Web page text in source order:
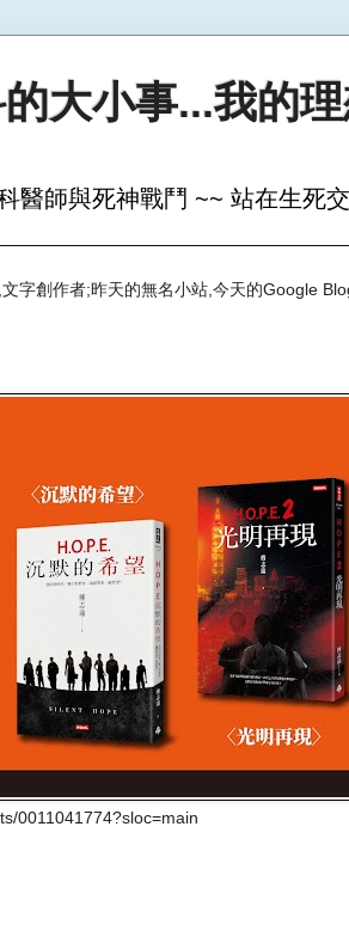
大小事...我的
醫師與死神戰鬥 ~~ 站在生死
字創作者;昨天的無名小站,今天的Google
0011041774?sloc=main